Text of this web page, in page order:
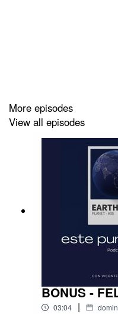
More episodes
View all episodes
BONUS -
03:04 |